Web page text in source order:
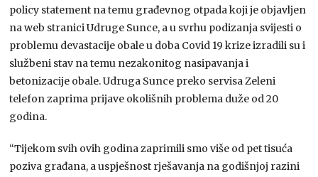
policy statement na temu građevnog otpada koji je objavljen
na web stranici Udruge Sunce, a u svrhu podizanja svijesti o
problemu devastacije obale u doba Covid 19 krize izradili su i
službeni stav na temu nezakonitog nasipavanja i
betonizacije obale. Udruga Sunce preko servisa Zeleni
telefon zaprima prijave okolišnih problema duže od 20
godina.
“Tijekom svih ovih godina zaprimili smo više od pet tisuća
poziva građana, a uspješnost rješavanja na godišnjoj razini